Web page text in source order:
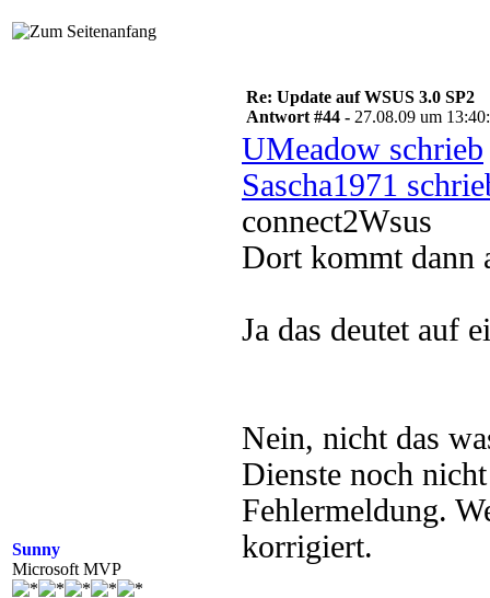
Sunny
Microsoft MVP
Re: Update auf WSUS 3.0 SP2
Antwort #44 - 27.08.09 um
UMeadow schrieb
Sascha1971
connect2Wsus
Dort kommt dann
Ja das deutet auf
Nein, nicht das
Dienste noch
Fehlermeldung.
korrigiert.